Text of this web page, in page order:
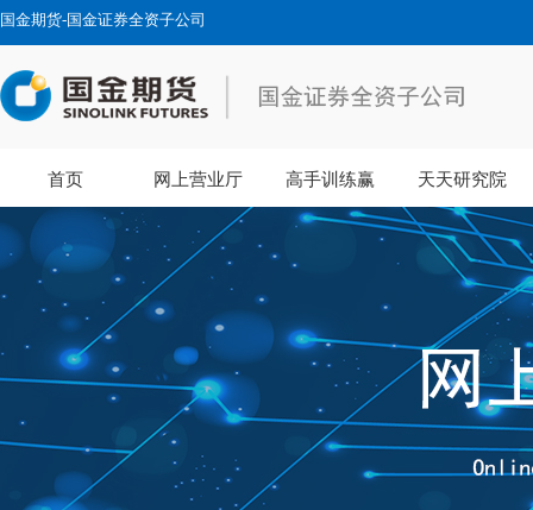
国金期货-国金证券全资子公司
首页 网上营业厅 高手训练赢 天天研究院